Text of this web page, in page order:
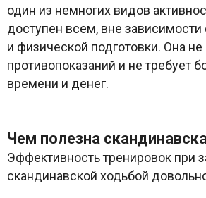
один из немногих видов
доступен всем, вне зависимости
и физической подготовки. Она
противопоказаний и не требует
времени и денег.
Чем полезна
Эффективность тренировок при
скандинавской ходьбой